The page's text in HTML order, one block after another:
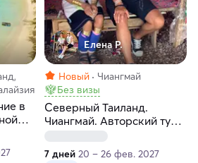
в
Елена Р.
Новый
Чиангмай
Без визы
Северный Таиланд.
Чиангмай. Авторский тур-
северным городам
7 дней 20 – 26 фев. 2027